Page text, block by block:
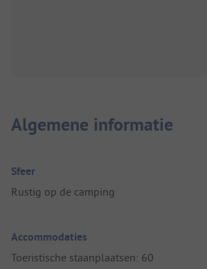
Algemene informatie
Sfeer
Rustig op de camping
Accommodaties
Toeristische staanplaatsen: 60